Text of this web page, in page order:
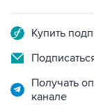
Купить
Получать
канале